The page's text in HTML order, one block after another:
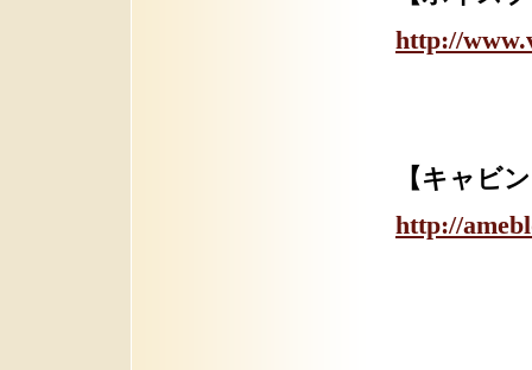
http://
【キャビ
http://